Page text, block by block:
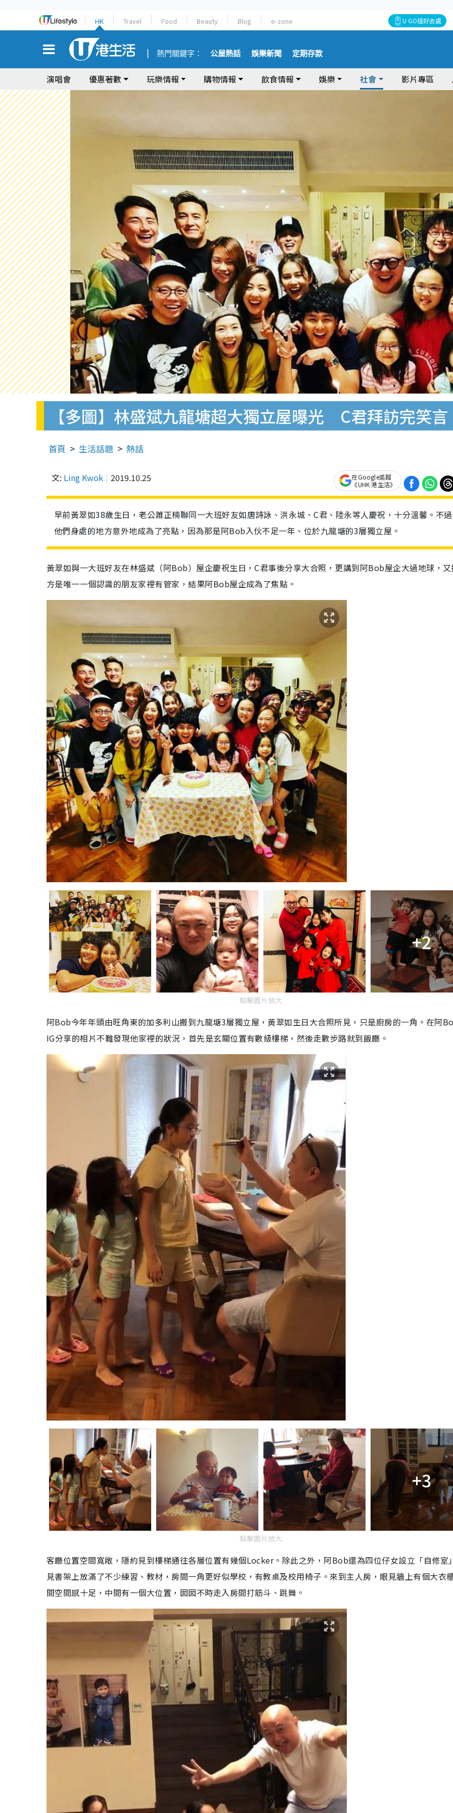
HK Travel Food Beauty Blog e-zone U GO搵好去處
熱門關鍵字： 公屋熱話 娛樂新聞 定期存款
演唱會 優惠著數 玩樂情報 購物情報 飲食情報 娛樂 社會 影片專區
【多圖】林盛斌九龍塘超大獨立屋曝光 C君拜訪完笑
首頁 生活話題 熱話
文: Ling Kwok 2019.10.25
在Google追蹤
《UHK 港生活》
早前黃翠如38歲生日，老公蕭正楠聯同一大班好友如唐詩詠、洪永城、C君、陸永等人慶祝，十分溫馨。不
他們身處的地方意外地成為了亮點，因為那是阿Bob入伙不足一年、位於九龍塘的3層獨立屋。
黃翠如與一大班好友在林盛斌（阿Bob）屋企慶祝生日，C君事後分享大合照，更講到阿Bob屋企大過地球，
方是唯一一個認識的朋友家裡有管家，結果阿Bob屋企成為了焦點。
+2
點擊圖片放大
阿Bob今年年頭由旺角東的加多利山搬到九龍塘3層獨立屋，黃翠如生日大合照所見，只是廚房的一角。在阿
IG分享的相片不難發現他家裡的狀況，首先是玄關位置有數級樓梯，然後走數步路就到飯廳。
+3
點擊圖片放大
客廳位置空間寬敞，隱約見到樓梯通往各層位置有幾個Locker。除此之外，阿Bob還為四位仔女設立「自修室
見書架上放滿了不少練習、教材，房間一角更好似學校，有教桌及校用椅子。來到主人房，眼見牆上有個大衣
間空間感十足，中間有一個大位置，囡囡不時走入房間打筋斗、跳舞。